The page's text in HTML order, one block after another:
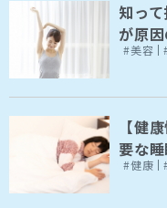
知っ
が原
#美容
【健
要な
#健康